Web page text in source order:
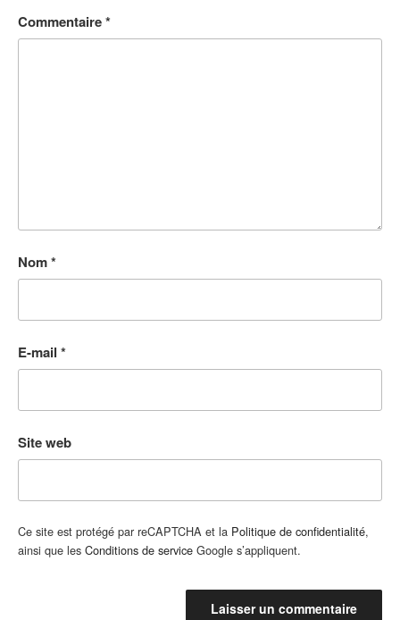
Commentaire*
Nom*
E-mail *
Site web
Ce site est protégé par reCAPTCHA et la Politique de confidentialité,
ainsi que les Conditions de service Google s’appliquent.